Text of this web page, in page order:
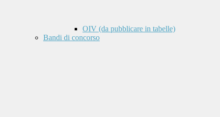
OIV (da pubblicare in tabelle)
Bandi di concorso